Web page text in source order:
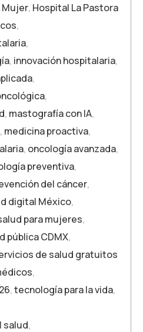
Mujer, Hospital La Pastora
,
,
, innovación hospitalaria,
,
,
, mastografía con IA,
, medicina proactiva,
, oncología avanzada,
preventiva,
del cáncer,
digital México,
para mujeres,
pública CDMX,
de salud gratuitos
,
,tecnología para la vida,
salud,